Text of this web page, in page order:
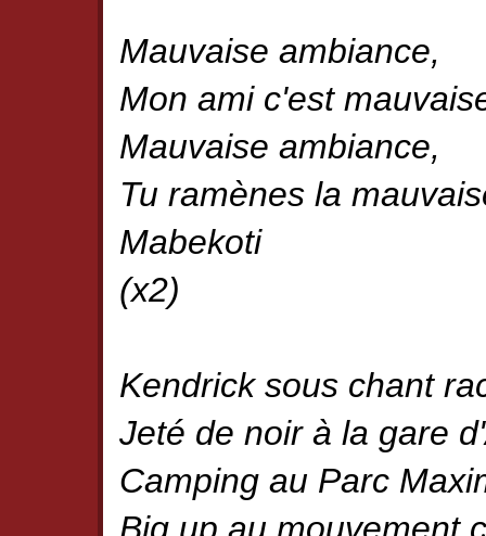
Mauvaise ambiance,
Mon ami c'est
Mauvaise ambiance,
Tu ramènes la
Mabekoti
(x2)
Kendrick sous chant
Jeté de noir à la gare
Camping au Parc